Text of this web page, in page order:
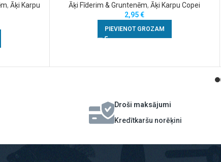
,Āķi Karpu
Āķi Fīderim & Gruntenēm,Āķi Karpu Copei
2,95€
PIEVIENOT GROZAM
Droši maksājumi
Kredītkaršu norēķini